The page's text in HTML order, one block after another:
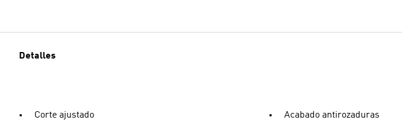
Detalles
Corte ajustado Acabado antirozaduras